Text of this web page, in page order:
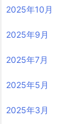
2025年10月
2025年9月
2025年7月
2025年5月
2025年3月